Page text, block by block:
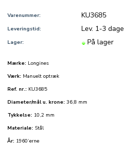
Varenummer: KU3685
Leveringstid: Lev. 1-3 dage
Lager: På lager
Mærke: Longines
Værk: Manuelt optræk
Ref. nr.: KU3685
Diameter/mål u. krone: 36,8 mm
Tykkelse: 10,2 mm
Materiale: Stål
År: 1960’erne